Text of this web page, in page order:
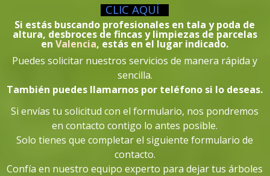
CLICAQUÍ
Si estás buscando profesionales en tala y poda de
altura, desbroces de fincas y limpiezas de parcelas
enValencia, estás en el lugar indicado.
Puedes solicitar nuestros servicios de manera rápida y
sencilla.
También puedes llamarnos por teléfono si lo deseas.
Si envías tu solicitud con el formulario, nos pondremos
en contacto contigo lo antes posible.
Solo tienes que completar el siguiente formulario de
contacto.
Confía en nuestro equipo experto para dejar tus árboles